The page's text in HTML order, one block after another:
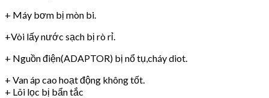
+ Máy bơm bị mòn bi.
+Vòi lấy nước sạch bị rò rỉ.
+ Nguồn điện(ADAPTOR) bị nổ tụ,cháy diot.
+ Van áp cao hoạt động không tốt.
+ Lõi lọc bị bẩn tắc